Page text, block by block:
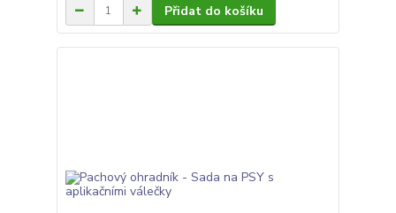
Přidat do košíku